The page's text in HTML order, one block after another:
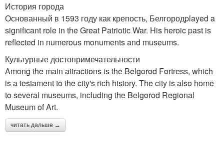
История города
Основанный в 1593 году как крепость, Белгородplayed a
significant role in the Great Patriotic War. His heroic past is
reflected in numerous monuments and museums.
Культурные достопримечательности
Among the main attractions is the Belgorod Fortress, which
is a testament to the city's rich history. The city is also home
to several museums, including the Belgorod Regional
Museum of Art.
читать дальше →